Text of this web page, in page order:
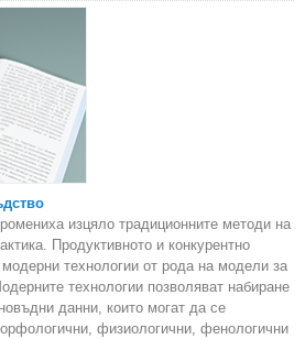
изцяло традиционните методи на
Продуктивното и конкурентно
технологии от рода на модели за
технологии позволяват набиране
данни, които могат да се
физиологични, фенологични